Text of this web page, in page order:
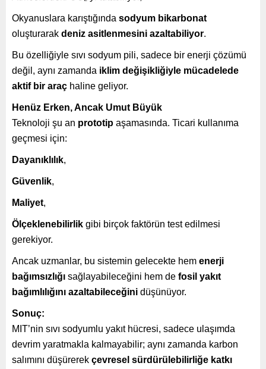
Okyanuslara karıştığında sodyum bikarbonat
oluşturarak deniz asitlenmesini azaltabiliyor.
Bu özelliğiyle sıvı sodyum pili, sadece bir enerji çözümü
değil, aynı zamanda iklim değişikliğiyle mücadelede
aktif bir araç haline geliyor.
Henüz Erken, Ancak Umut Büyük
Teknoloji şu an prototip aşamasında. Ticari kullanıma
geçmesi için:
Dayanıklılık,
Güvenlik,
Maliyet,
Ölçeklenebilirlik gibi birçok faktörün test edilmesi
gerekiyor.
Ancak uzmanlar, bu sistemin gelecekte hem enerji
bağımsızlığı sağlayabileceğini hem de fosil yakıt
bağımlılığını azaltabileceğini düşünüyor.
Sonuç:
MIT’nin sıvı sodyumlu yakıt hücresi, sadece ulaşımda
devrim yaratmakla kalmayabilir; aynı zamanda karbon
salımını düşürerek çevresel sürdürülebilirliğe katkı